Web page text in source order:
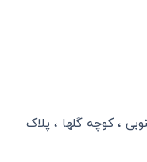
، کوچه گلها ، پلاک